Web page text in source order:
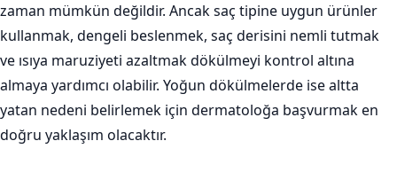
zaman mümkün değildir. Ancak saç tipine uygun ürünler
kullanmak, dengeli beslenmek, saç derisini nemli tutmak
ve ısıya maruziyeti azaltmak dökülmeyi kontrol altına
almaya yardımcı olabilir. Yoğun dökülmelerde ise altta
yatan nedeni belirlemek için dermatoloğa başvurmak en
doğru yaklaşım olacaktır.